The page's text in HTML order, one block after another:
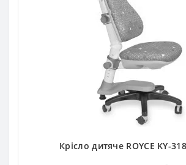
Крісло дитяче ROYCE KY-